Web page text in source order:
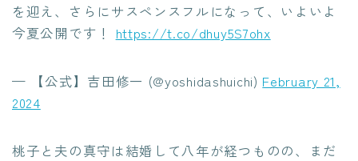
を迎え、さらにサスペンスフルになって、いよいよ
今夏公開です！ https://t.co/dhuy5S7ohx
— 【公式】吉田修一 (@yoshidashuichi) February 21,
2024
桃子と夫の真守は結婚して八年が経つものの、まだ